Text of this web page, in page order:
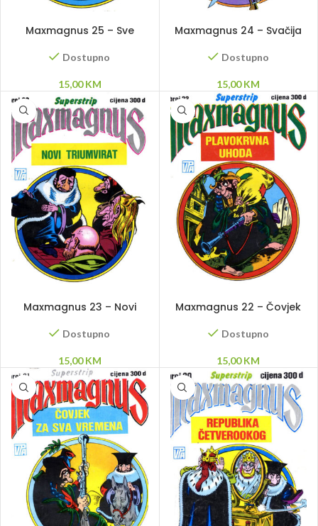
Maxmagnus 25 – Sve
iznova
Dostupno
15,00KM
Maxmagnus 24 – Svačija
republika
Dostupno
15,00KM
Maxmagnus 23 – Novi
Dostupno
15,00KM
Maxmagnus 22 – Čovjek
Dostupno
15,00KM